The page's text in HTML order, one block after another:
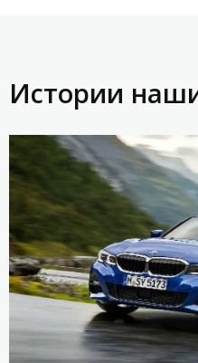
Истории